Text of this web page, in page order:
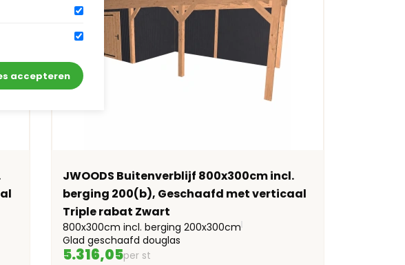
JWOODS Buitenverblijf 800x300cm incl.
berging 200(b), Geschaafd met verticaal
Triple rabat Zwart
800x300cm incl. berging 200x300cm
Glad geschaafd douglas
5.316,05per st
accepteren